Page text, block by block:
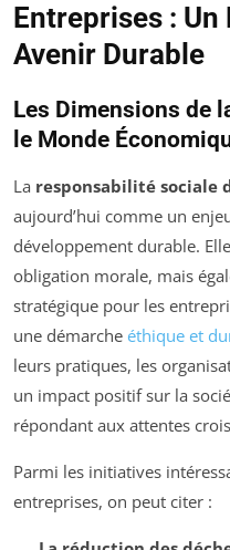
Entreprises :
Avenir Durable
Les Dimensions de
le Monde
La responsabilité sociale
aujourd’hui comme un
développement durable.
obligation morale, mais
stratégique pour les
une démarche éthique et
leurs pratiques, les
un impact positif sur la
répondant aux attentes
Parmi les initiatives
entreprises, on peut citer :